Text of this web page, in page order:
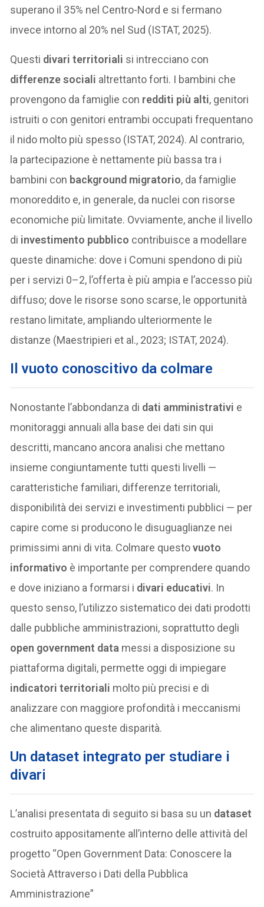
superano il 35% nel Centro-Nord e si fermano
invece intorno al 20% nel Sud (ISTAT, 2025).
Questi divari territoriali si intrecciano con
differenze sociali altrettanto forti. I bambini che
provengono da famiglie con redditi più alti, genitori
istruiti o con genitori entrambi occupati frequentano
il nido molto più spesso (ISTAT, 2024). Al contrario,
la partecipazione è nettamente più bassa tra i
bambini con background migratorio, da famiglie
monoreddito e, in generale, da nuclei con risorse
economiche più limitate. Ovviamente, anche il livello
di investimento pubblico contribuisce a modellare
queste dinamiche: dove i Comuni spendono di più
per i servizi 0–2, l’offerta è più ampia e l’accesso più
diffuso; dove le risorse sono scarse, le opportunità
restano limitate, ampliando ulteriormente le
distanze (Maestripieri et al., 2023; ISTAT, 2024).
Il vuoto conoscitivo da colmare
Nonostante l’abbondanza di dati amministrativi e
monitoraggi annuali alla base dei dati sin qui
descritti, mancano ancora analisi che mettano
insieme congiuntamente tutti questi livelli —
caratteristiche familiari, differenze territoriali,
disponibilità dei servizi e investimenti pubblici — per
capire come si producono le disuguaglianze nei
primissimi anni di vita. Colmare questovuoto
informativo è importante per comprendere quando
e dove iniziano a formarsi i divari educativi. In
questo senso, l’utilizzo sistematico dei dati prodotti
dalle pubbliche amministrazioni, soprattutto degli
open government data messi a disposizione su
piattaforma digitali, permette oggi di impiegare
indicatori territoriali molto più precisi e di
analizzare con maggiore profondità i meccanismi
che alimentano queste disparità.
Un dataset integrato per studiare i
divari
L’analisi presentata di seguito si basa su un dataset
costruito appositamente all’interno delle attività del
progetto “Open Government Data: Conoscere la
Società Attraverso i Dati della Pubblica
Amministrazione”